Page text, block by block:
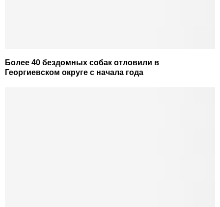
Более 40 бездомных собак отловили в
Георгиевском округе с начала года